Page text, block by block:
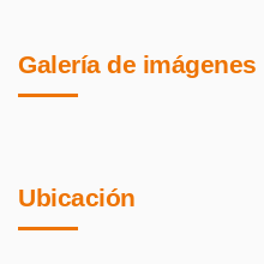
Galería de imágenes
Ubicación